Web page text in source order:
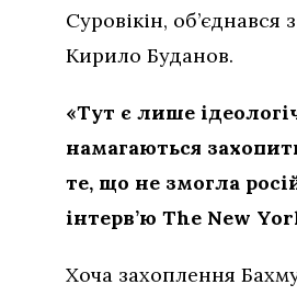
Суровікін,
Кирило Буданов.
«Тут є лише
намагаються
те, що не змогла
інтерв’ю The New
Хоча захоплення